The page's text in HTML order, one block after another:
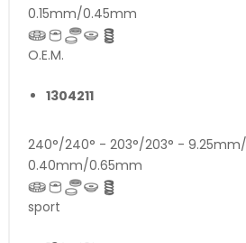
0.15mm/0.45mm
O.E.M.
1304211
240°/240° - 203°/203° -
0.40mm/0.65mm
sport